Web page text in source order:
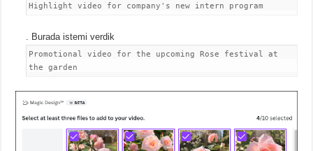
Highlight video for company's new intern program
Burada istemi verdik
Promotional video for the upcoming Rose festival at
the garden